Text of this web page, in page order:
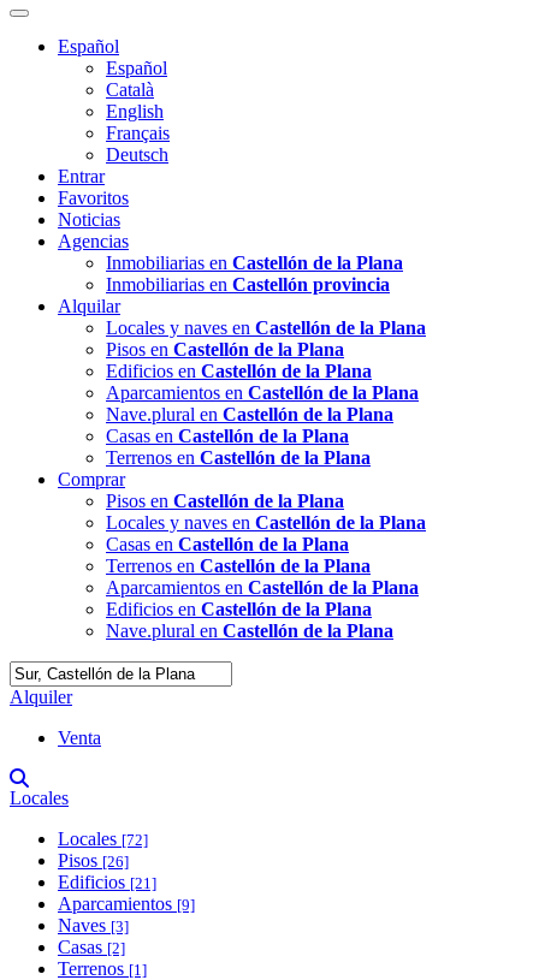
Español
Español
Català
English
Français
Deutsch
Entrar
Favoritos
Noticias
Agencias
Inmobiliarias en Castellón de la Plana
Inmobiliarias en Castellón provincia
Alquilar
Locales y naves en Castellón de la Plana
Pisos en Castellón de la Plana
Edificios en Castellón de la Plana
Aparcamientos en Castellón de la Plana
Nave.plural en Castellón de la Plana
Casas en Castellón de la Plana
Terrenos en Castellón de la Plana
Comprar
Pisos en Castellón de la Plana
Locales y naves en Castellón de la Plana
Casas en Castellón de la Plana
Terrenos en Castellón de la Plana
Aparcamientos en Castellón de la Plana
Edificios en Castellón de la Plana
Nave.plural en Castellón de la Plana
Alquiler
Venta
Locales
Locales [72]
Pisos [26]
Edificios [21]
Aparcamientos [9]
Naves [3]
Casas [2]
Terrenos [1]